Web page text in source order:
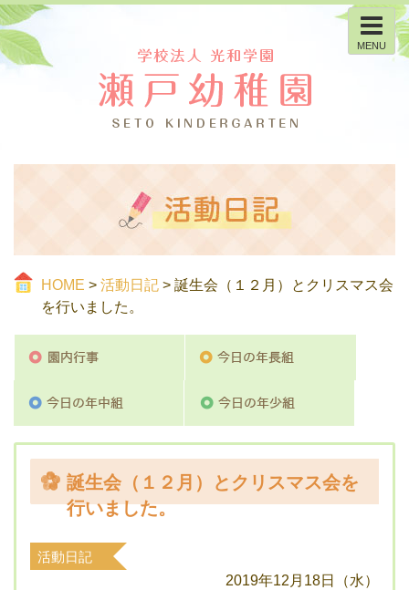
MENU
HOME > 活動日記 > 誕生会（１２月）とクリスマス会
を行いました。
誕生会（１２月）とクリスマス会を
行いました。
活動日記
2019年12月18日（水）